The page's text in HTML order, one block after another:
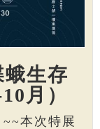
蛾生存
月）
本次特展